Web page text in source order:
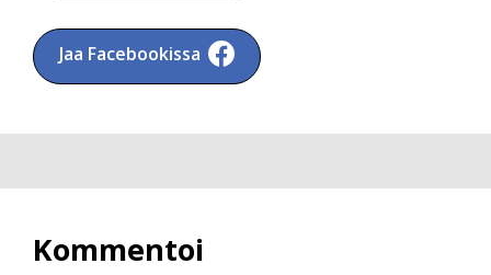
Jaa Facebookissa
Kommentoi